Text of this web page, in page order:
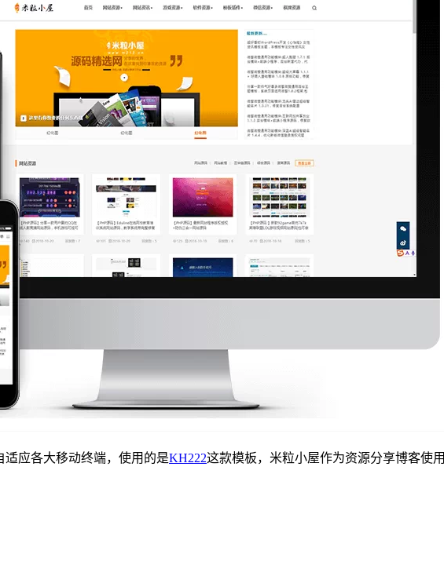
适应各大移动终端，使用的是KH222这款模板，米粒小屋作为资源分享博客使用